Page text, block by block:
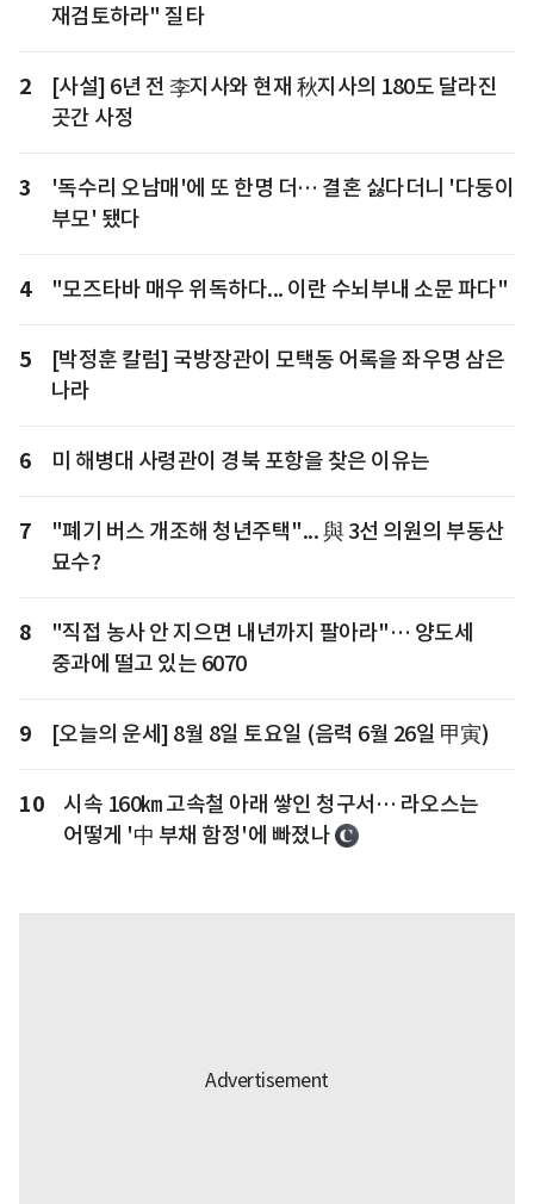
재검토하라" 질타
2
[사설] 6년 전 李지사와 현재 秋지사의 180도 달라진
곳간 사정
3
'독수리 오남매'에 또 한명 더… 결혼 싫다더니 '다둥이
부모' 됐다
4 "모즈타바 매우 위독하다... 이란 수뇌부내 소문 파다"
5
[박정훈 칼럼] 국방장관이 모택동 어록을 좌우명 삼은
나라
6 미 해병대 사령관이 경북 포항을 찾은 이유는
7
"폐기 버스 개조해 청년주택"... 與 3선 의원의 부동산
묘수?
8
"직접 농사 안 지으면 내년까지 팔아라"… 양도세
중과에 떨고 있는 6070
9 [오늘의 운세] 8월 8일 토요일 (음력 6월 26일 甲寅)
10
시속 160㎞ 고속철 아래 쌓인 청구서… 라오스는
어떻게 '中 부채 함정'에 빠졌나